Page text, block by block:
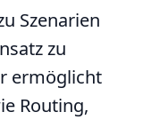
Szenarien
zu
ermöglicht
Routing,